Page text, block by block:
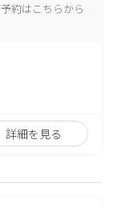
約はこちらから
詳細を見る